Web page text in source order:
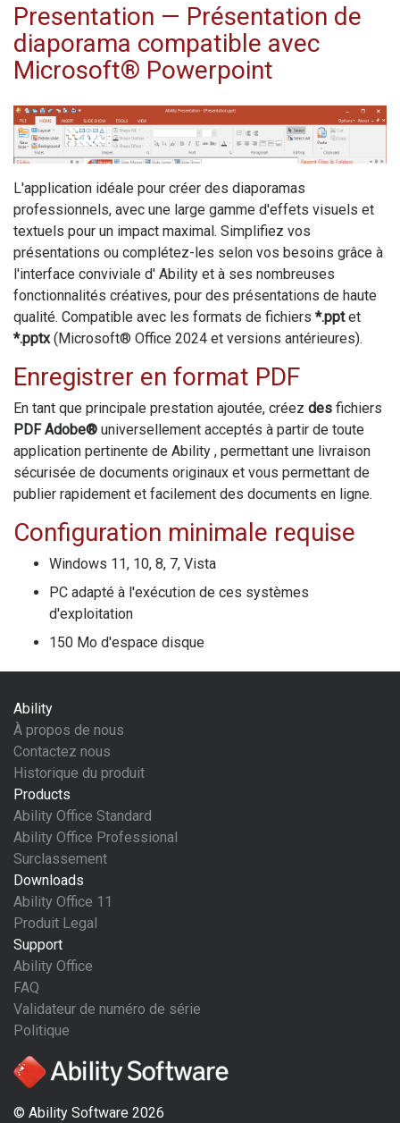
Presentation — Présentation de
diaporama compatible avec
Microsoft® Powerpoint
L'application idéale pour créer des diaporamas
professionnels, avec une large gamme d'effets visuels et
textuels pour un impact maximal. Simplifiez vos
présentations ou complétez-les selon vos besoins grâce à
l'interface conviviale d' Ability et à ses nombreuses
fonctionnalités créatives, pour des présentations de haute
qualité. Compatible avec les formats de fichiers *.pptet
*.pptx(Microsoft® Office 2024 et versions antérieures).
Enregistrer en format PDF
En tant que principale prestation ajoutée, créez des fichiers
PDF Adobe® universellement acceptés à partir de toute
application pertinente de Ability , permettant une livraison
sécurisée de documents originaux et vous permettant de
publier rapidement et facilement des documents en ligne.
Configuration minimale requise
Windows 11, 10, 8, 7, Vista
PC adapté à l'exécution de ces systèmes
d'exploitation
150 Mo d'espace disque
Ability
À propos de nous
Contactez nous
Historique du produit
Products
Ability Office Standard
Ability Office Professional
Surclassement
Downloads
Ability Office 11
Produit Legal
Support
Ability Office
FAQ
Validateur de numéro de série
Politique
© Ability Software 2026